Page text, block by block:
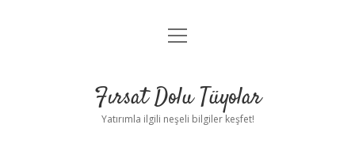
Gizlilik Politikası
Yasal Uyarı
menüyü
Fırsat Dolu Tüyolar
Yatırımla ilgili neşeli bilgiler keşfet!